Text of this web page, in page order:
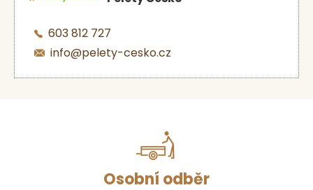
603 812 727
info@pelety-cesko.cz
Osobní odběr